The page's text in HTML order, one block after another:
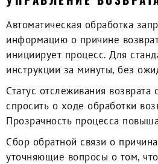
Автоматическая обработка
информацию о причине
инициирует процесс. Для
инструкции за минуты, без
Статус отслеживания
спросить о ходе обработки
Прозрачность процесса
Сбор обратной связи о
уточняющие вопросы о том,